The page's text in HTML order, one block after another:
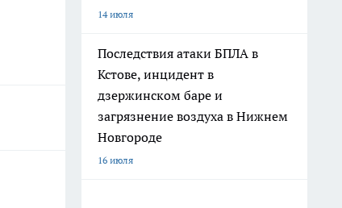
14 июля
Последствия атаки БПЛА в
Кстове, инцидент в
дзержинском баре и
загрязнение воздуха в Нижнем
Новгороде
16 июля